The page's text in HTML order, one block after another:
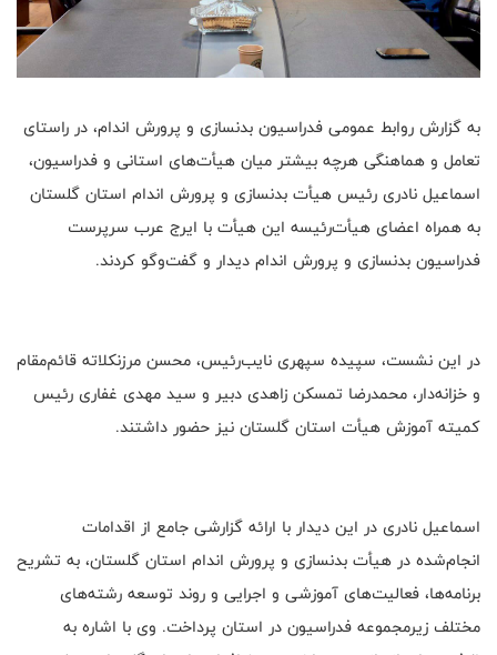
به گزارش روابط عمومی فدراسیون بدنسازی و پرورش اندام، در راستای
تعامل و هماهنگی هرچه بیشتر میان هیأت‌های استانی و فدراسیون،
اسماعیل نادری رئیس هیأت بدنسازی و پرورش اندام استان گلستان
به همراه اعضای هیأت‌رئیسه این هیأت با ایرج عرب سرپرست
فدراسیون بدنسازی و پرورش اندام دیدار و گفت‌وگو کردند.
در این نشست، سپیده سپهری نایب‌رئیس، محسن مرزنکلاته قائم‌مقام
و خزانه‌دار، محمدرضا تمسکن زاهدی دبیر و سید مهدی غفاری رئیس
کمیته آموزش هیأت استان گلستان نیز حضور داشتند.
اسماعیل نادری در این دیدار با ارائه گزارشی جامع از اقدامات
انجام‌شده در هیأت بدنسازی و پرورش اندام استان گلستان، به تشریح
برنامه‌ها، فعالیت‌های آموزشی و اجرایی و روند توسعه رشته‌های
مختلف زیرمجموعه فدراسیون در استان پرداخت. وی با اشاره به